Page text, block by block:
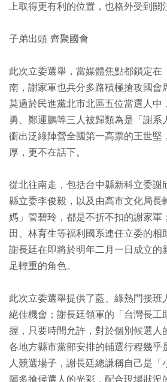
上取得更有利的位置，也格外受到關
子弟出頭 齊聚國會
此次立委選舉，當媒體焦點都鎖定在
南，謝家軍也兵分多路積極搶攻國會
莫過於民進黨北市北區五位當選人中
勇、鄭運鵬等三人被歸類為是「謝系
衝出泛綠陣營全國第一高票的王世堅
厚，更不在話下。
從北往南走，包括台中縣新科立委謝
縣立委李俊毅，以及由高市文化局長
媽」管碧玲，都是不折不扣的謝家軍
田、林育生等福利國系連任立委的相
謝長廷在即將於明年二月一日成立的
足輕重的角色。
此次立委選舉提供了藍、綠熱門接班
絕佳機會；謝長廷領軍的「台灣長工
握，只要時間允許，對於個別候選人
各地方縣市黨部安排的輔選行程幾乎
人競選場子，謝長廷總謙稱自己是「
願多搶候選人的光彩，配合現場狀況